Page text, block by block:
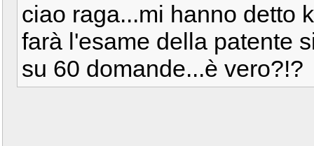
ciao raga...mi hanno detto
farà l'esame della patente
su 60 domande...è vero?!?